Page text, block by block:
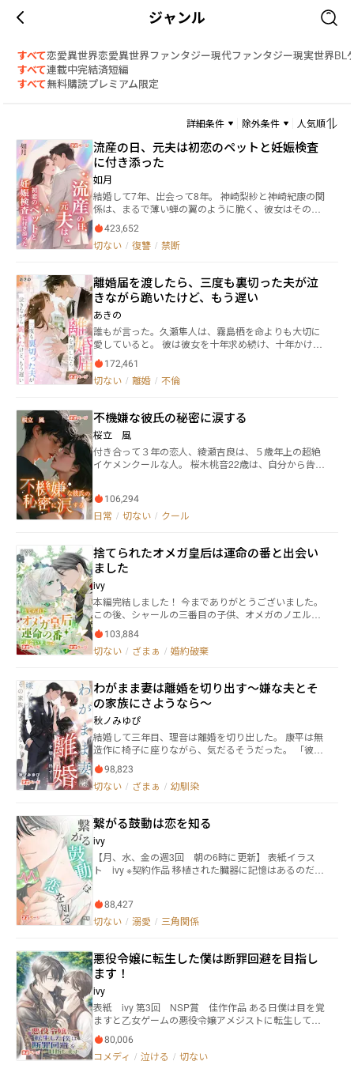
ジャンル
すべて恋愛異世界恋愛異世界ファンタジー現代ファンタジー現実世界BL
すべて連載中完結済短編
すべて無料購読プレミアム限定
詳細条件 除外条件 人気順
流産の日、元夫は初恋のペットと妊娠検査
に付き添った
如月
結婚して7年、出会って8年。 神崎梨紗と神崎紀康の関
係は、まるで薄い蝉の翼のように脆く、彼女はその関
係を必死で保とうとする。しかし、どれだけ尽くして
も、彼からの愛情は得られず、彼女はただ一度の振り
返りを待ち続けた。 ある晩、酔った紀康が彼女を強く
ことを。 その瞬間から、すべてが崩れ落ちた。 梨紗が
病院に向かう直前、届いた妊娠検査薬の写真。彼女が
命をかけて産み落とした子供が、病室で「ななちゃ
ん」と呼ぶその瞬間、彼女の心は完全に冷め切った。
紀康は若菜に映画を投資し、花火を上げ、夫としての
義務をすべて果たしていた。しかし、彼女の存在を人
前で決して認めることはなかった。目が覚めた梨紗
は、もはや彼に依存することなく、自己を取り戻し、
事業に没頭する。そして、彼女が輝き始めたその時、
頃にはもう遅かった。梨紗は新たな愛を見つけ、再婚
を決意する。そして、結婚式の招待状を元夫に手渡
し、こう告げる。 「私は再婚することにしました。」
＊＊＊＊＊＊ 気軽にコメントしてくださいね！ また、
応援チケットもありがとうございます！！ヾ(≧▽≦*)
423,652
切ない / 復讐 / 禁断
離婚届を渡したら、三度も裏切った夫が泣
きながら跪いたけど、もう遅い
あきの
誰もが言った。久瀬隼人は、霧島栖を命よりも大切に
愛していると。 彼は彼女を十年求め続け、十年かけて
甘やかしてきた。彼女がほんの少し眉をひそめただけ
でも、彼の心は痛んだ。 だが、そんな久瀬隼人は、霧
島栖を三度も裏切った。 一度目は、あるパーティー
診に付き添う隼人を目撃。 「事故で彼女に命を救われ
た。祖母が命を絶つなんて言い出して……どうしても
子どもを産ませなきゃいけなくなったんだ」 栖を抱き
しめ懇願した。 「子供を産んだら遠ざける」 栖は信じ
た。 三度目はオークションで、栖の亡き母の形見のサ
い詰めると「瑶がマタニティブルーで欲しがる。譲っ
てくれないか？」 栖は笑いながら涙した。 ある夜、傷
つけられ、裏ぎ続けられた霧島栖は、久瀬隼人から逃
172,461
切ない / 離婚 / 不倫
不機嫌な彼氏の秘密に涙する
桜立 風
付き合って３年の恋人、綾瀬吉良は、５歳年上の超絶
イケメンクールな人。 桜木桃音22歳は、自分から告白
きしめたり、そもそも会えなかったり、連絡もあまり
してくるなとか言うし…本当に自分は愛されているの
本心は意外なもので…
106,294
日常 / 切ない / クール
捨てられたオメガ皇后は運命の番と出会い
ました
ivy
本編完結しました！ 今までありがとうございました。
この後、シャールの三番目の子供、オメガのノエルに
よる外伝が続きますが、開始時期が未定のため一旦完
結とさせていただきます。 再開いたしましたらよろし
くお願いします。 ※契約作品 ブライト王国の皇后であ
で従兄弟のルーカ。 彼らを恨みながら死んだシャール
が次に目を覚ましたのは五年前の世界だった。 この世
界で違う未来を生きてやる！ シャールは自分を不幸に
した出来事を一つ一つ修正し、幸せになるために奔走
する。
103,884
切ない / ざまぁ / 婚約破棄
わがまま妻は離婚を切り出す～嫌な夫とそ
の家族にさようなら～
秋ノみゆぴ
結婚して三年目、理音は離婚を切り出した。 康平は無
造作に椅子に座りながら、気だるそうだった。 「彼女
に付き添って病院に行ったけど、お前には付き添わな
かっただけで怒ったの？」 「そうよ。」 「わかった。
じゃあ今後は付き添わない。」 「あなたのはいらな
前は二十年間も俺のことを追いかけてきたのに、本当
に俺なしで生きていけるのか、理音？」 理音は落ち着
いたまま。 「人は皆、誰かがいなきゃ生きていけない
なんてことはない。」 康平は、東へ沈んでいっても、
理音が自分から離れるとは思わなかった。 理音は5歳
だったし、彼が恋愛する機会すらなかった。 だが、結
婚して三年目にして、理音は離婚を求めた。 康平はそ
れを鼻で笑った。 しかし、理音の妊娠中のおなかを見
のけた。 「あなたの子じゃない。」 康平の目が血走っ
た。 「ふざけるな！」 「この子を私から奪うつもりな
ら、すぐに中絶する。」 その後の日々は何度も頭を下
げる康平の姿が見られる。 「そんなこと言わないでく
れ。赤ちゃんに聞こえる。何でもするから、お願いだ
から捨てないでくれ。」 本当に離れられなかったの
は、いつだって彼の方だった。
98,823
切ない / ざまぁ / 幼馴染
繋がる鼓動は恋を知る
ivy
【月、水、金の週3回 朝の6時に更新】 表紙イラス
ト ivy ※契約作品 移植された臓器に記憶はあるのだろ
らかが移植の提供者ではないかと思い始めた矢先、 提
供者の恋人だったという男に出会い惹かれてく。 この
88,427
切ない / 溺愛 / 三角関係
悪役令嬢に転生した僕は断罪回避を目指し
ます！
ivy
表紙 ivy ︎︎第3回 NSP賞 佳作作品 ある日僕は目を覚
ますと乙女ゲームの悪役令嬢アメジストに転生してい
た！ でも問題ない。 だって僕はアメジスト推しだった
から。 断罪エンドを回避しようと決意したけど読み慣
れたラノベの世界となんか違うんだよな……？？ 生ま
80,006
コメディ / 泣ける / 切ない